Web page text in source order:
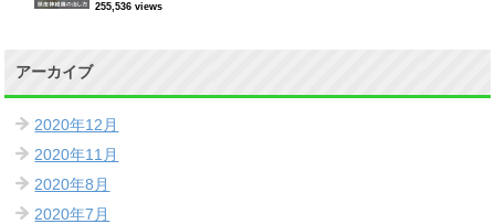
255,536 views
アーカイブ
2020年12月
2020年11月
2020年8月
2020年7月